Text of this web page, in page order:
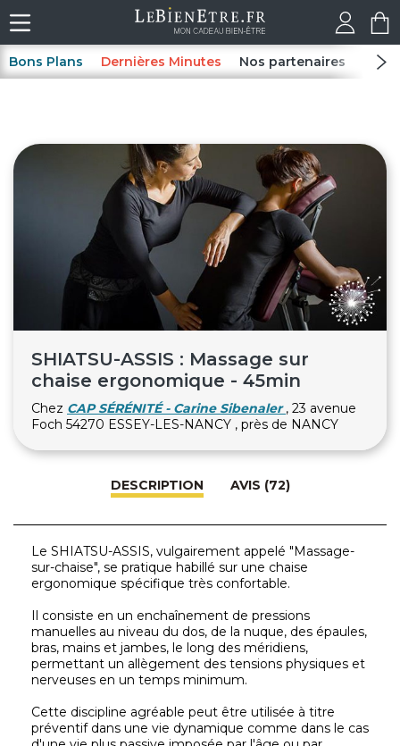
Bons Plans Dernières Minutes Nos partenaires Spas
SHIATSU-ASSIS : Massage sur
chaise ergonomique - 45min
Chez CAP SÉRÉNITÉ - Carine Sibenaler , 23 avenue
Foch 54270 ESSEY-LES-NANCY , près de NANCY
DESCRIPTION AVIS (72)
Le SHIATSU-ASSIS, vulgairement appelé "Massage-
sur-chaise", se pratique habillé sur une chaise
ergonomique spécifique très confortable.
Il consiste en un enchaînement de pressions
manuelles au niveau du dos, de la nuque, des épaules,
bras, mains et jambes, le long des méridiens,
permettant un allègement des tensions physiques et
nerveuses en un temps minimum.
Cette discipline agréable peut être utilisée à titre
préventif dans une vie dynamique comme dans le cas